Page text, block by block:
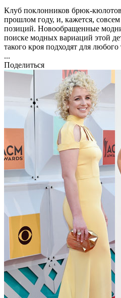
Клуб поклонников брюк-кюлотов
прошлом году, и, кажется, совсем
позиций. Новообращенные
поиске модных вариаций этой
такого кроя подходят для
...
Поделиться